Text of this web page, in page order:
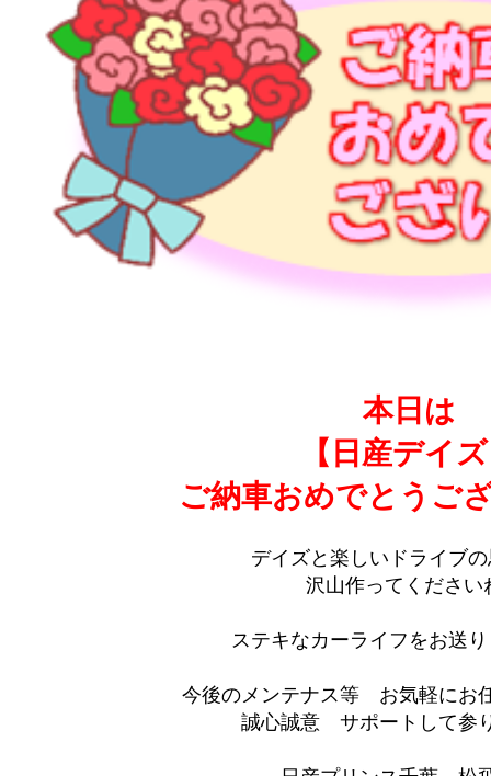
本日は
【日産デイ
ご納車おめでとうご
デイズと楽しいドライブ
沢山作ってください
ステキなカーライフをお送
今後のメンテナス等 お気軽にお
誠心誠意 サポートして参